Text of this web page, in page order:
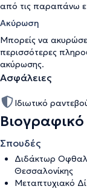
από τις παραπάνω
Ακύρωση
Μπορείς να
περισσότερες
ακύρωσης.
Ασφάλειες
Ιδιωτικό
Σπουδές
Διδάκτωρ
Θεσσαλονίκης
Μεταπτυχιακό